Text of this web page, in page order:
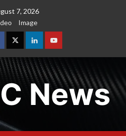
7, 2026
Image
TwitterLinkedinYoutube
News